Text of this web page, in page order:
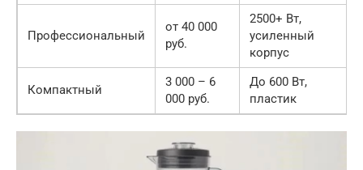
Профессиональный
от 40 000
руб.
2500+ Вт,
усиленный
корпус
Компактный
3 000 – 6
000 руб.
До 600 Вт,
пластик